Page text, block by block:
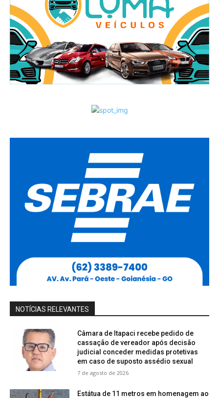
NOTÍCIAS RELEVANTES
Câmara de Itapaci recebe pedido de
cassação de vereador após decisão
judicial conceder medidas protetivas
em caso de suposto assédio sexual
7 de agosto de 2026
Estátua de 11 metros em homenagem ao